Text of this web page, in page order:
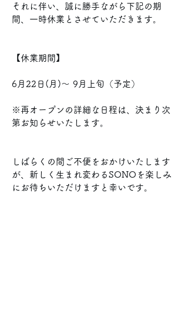
それに伴い、誠に勝手ながら下記の期
間、一時休業とさせていただきます。
【休業期間】
6月22日(月)〜 9月上旬（予定）
※再オープンの詳細な日程は、決まり次
第お知らせいたします。
しばらくの間ご不便をおかけいたします
が、新しく生まれ変わるSONOを楽しみ
にお待ちいただけますと幸いです。